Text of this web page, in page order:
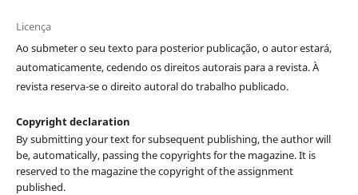
Licença
Ao submeter o seu texto para posterior publicação, o autor estará,
automaticamente, cedendo os direitos autorais para a revista. À
revista reserva-se o direito autoral do trabalho publicado.
Copyright declaration
By submitting your text for subsequent publishing, the author will
be, automatically, passing the copyrights for the magazine. It is
reserved to the magazine the copyright of the assignment
published.